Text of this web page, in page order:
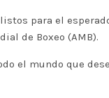
para el
de Boxeo (AMB).
el mundo que